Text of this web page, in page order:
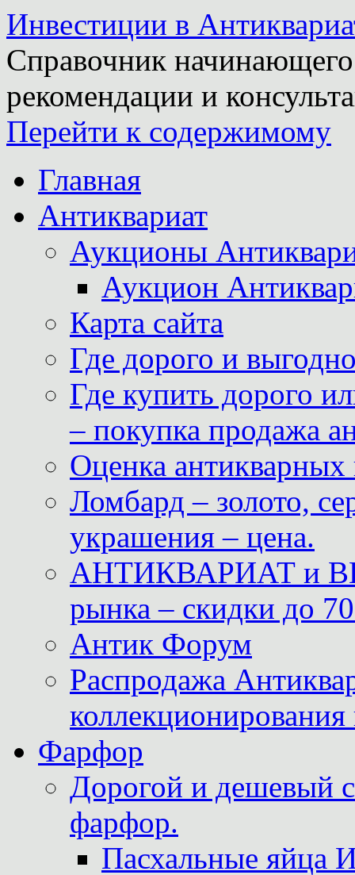
Инвестиции в
Справочник
рекомендации и
Перейти к содержимому
Главная
Антиквариат
Аукционы
Аукцион
Карта сайта
Где дорого и
Где купить дорого
– покупка продажа
Оценка антикварных
Ломбард – золото,
украшения – цена.
АНТИКВАРИАТ и
рынка – скидки до
Антик Форум
Распродажа
Фарфор
Дорогой и дешевый
фарфор.
Пасхальные яйца